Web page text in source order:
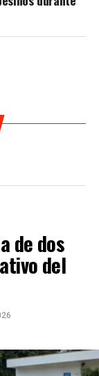
de dos
del